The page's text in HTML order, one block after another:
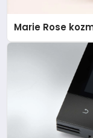
Marie Rose